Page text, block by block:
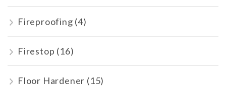
Fireproofing (4)
Firestop (16)
Floor Hardener (15)